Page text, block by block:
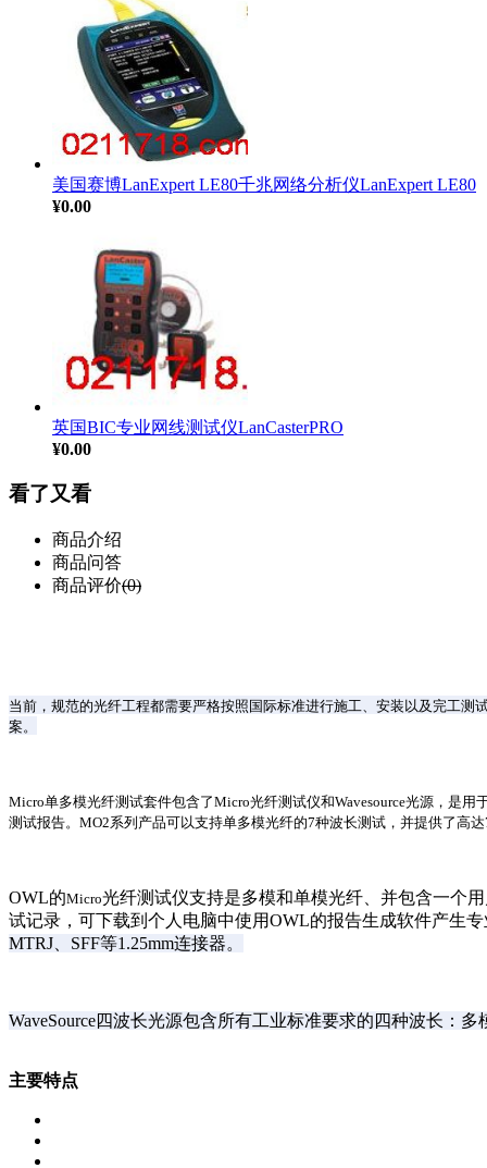
美国赛博LanExpert LE80千兆网络分析仪LanExpert LE80
¥0.00
英国BIC专业网线测试仪LanCasterPRO
¥0.00
看了又看
商品介绍
商品问答
商品评价(0)
当前，规范的光纤工程都需要严格按照国际标准进行施工、安装以及完工
案。
Micro单多模光纤测试套件包含了Micro光纤测试仪和Wavesource光源，是
测试报告。MO2系列产品可以支持单多模光纤的7种波长测试，并提供了高
OWL的Micro光纤测试仪支持是多模和单模光纤、并包含一个
试记录，可下载到个人电脑中使用OWL的报告生成软件产生
MTRJ、SFF等1.25mm连接器。
WaveSource四波长光源包含所有工业标准要求的四种波长：多
主要特点